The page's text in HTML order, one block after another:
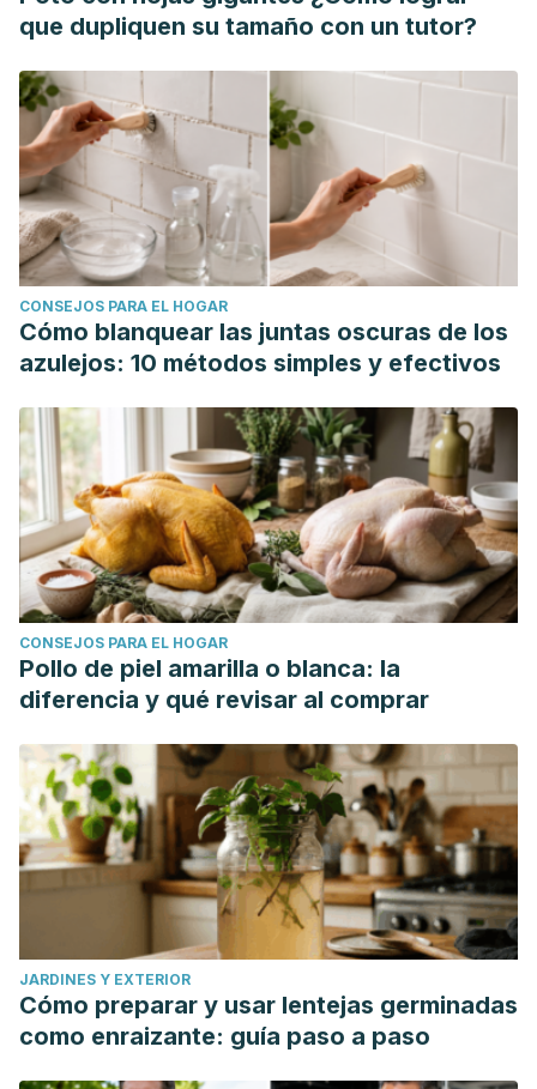
and middle‐income countries: preliminary findings from an
register."
Developmental Medicine & Child Neurology
(2021): 1327-1336.
que dupliquen su tamaño con un tutor?
CONSEJOS PARA EL HOGAR
Cómo blanquear las juntas oscuras de los
azulejos: 10 métodos simples y efectivos
CONSEJOS PARA EL HOGAR
Pollo de piel amarilla o blanca: la
diferencia y qué revisar al comprar
JARDINES Y EXTERIOR
Cómo preparar y usar lentejas germinadas
como enraizante: guía paso a paso